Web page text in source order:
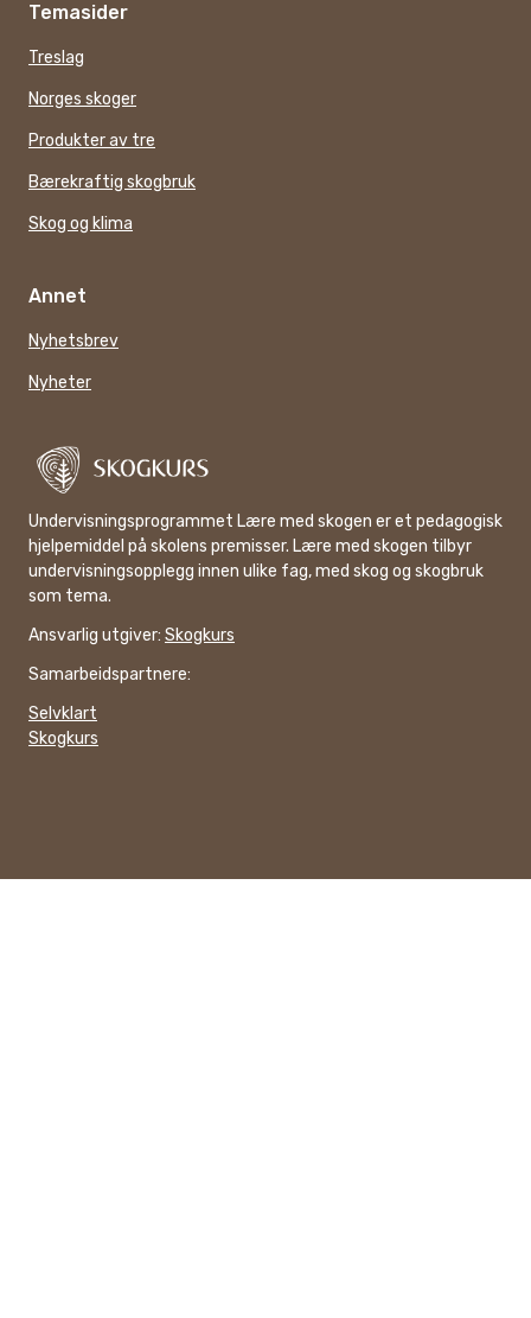
Temasider
Treslag
Norges skoger
Produkter av tre
Bærekraftig skogbruk
Skog og klima
Annet
Nyhetsbrev
Nyheter
Undervisningsprogrammet Lære med skogen er et pedagogisk
hjelpemiddel på skolens premisser. Lære med skogen tilbyr
undervisningsopplegg innen ulike fag, med skog og skogbruk
som tema.
Ansvarlig utgiver: Skogkurs
Samarbeidspartnere:
Selvklart
Skogkurs